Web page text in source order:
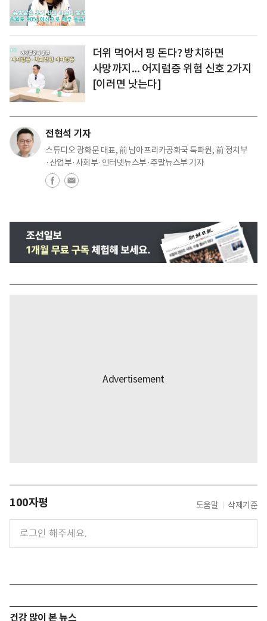
더위 먹어서 핑 돈다? 방치하면
사망까지... 어지럼증 위험 신호 2가지
[이러면 낫는다]
전현석 기자
스튜디오 광화문 대표, 前 남아프리카공화국 특파원, 前 정치부
·산업부·사회부·인터넷뉴스부·주말뉴스부 기자
100자평 도움말 삭제기준
건강 많이 본 뉴스